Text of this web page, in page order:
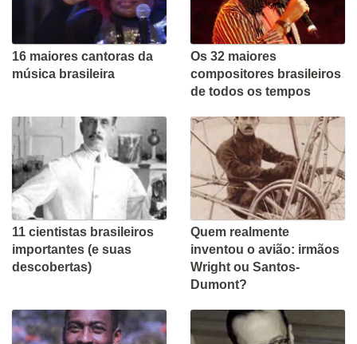
16 maiores cantoras da
música brasileira
Os 32 maiores
compositores brasileiros
de todos os tempos
11 cientistas brasileiros
importantes (e suas
descobertas)
Quem realmente
inventou o avião: irmãos
Wright ou Santos-
Dumont?